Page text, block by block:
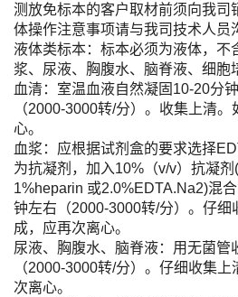
测放免标本的客户取材前须向我司
体操作注意事项请与我司技术人员
液体类标本：标本必须为液体，不
浆、尿液、胸腹水、脑脊液、细胞
血清：室温血液自然凝固10-20分
（2000-3000转/分）。收集上清
心。
血浆：应根据试剂盒的要求选择
为抗凝剂，加入10%（v/v）抗凝
1%heparin 或2.0%EDTA.Na2)混
钟左右（2000-3000转/分）。仔细
成，应再次离心。
尿液、胸腹水、脑脊液：用无菌管
（2000-3000转/分）。仔细收集
次离心。